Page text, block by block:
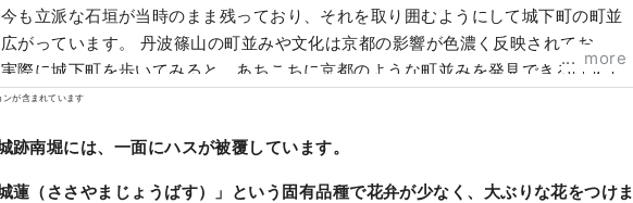
も立派な石垣が当時のまま残っており、それを取り囲むようにして城下町の町並
がっています。 丹波篠山の町並みや文化は京都の影響が色濃く反映されてお
実際に城下町を歩いてみると、あちこちに京都のような町並みを発見できるはずで
more
が含まれています
跡南堀には、一面にハスが被覆しています。
蓮（ささやまじょうばす）」という固有品種で花弁が少なく、大ぶりな花をつけま